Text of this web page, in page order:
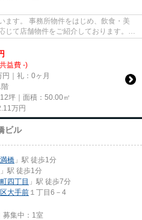
ます。 事務所物件をはじめ、飲食・美
て店舗物件をご紹介しております。
益費 -)
円｜礼：0ヶ月
階
坪｜面積：50.00㎡
万円
ビル
橋 」駅 徒歩1分
」駅 徒歩1分
四丁目 」駅 徒歩7分
大手前 １丁目6－4
集中： 1室